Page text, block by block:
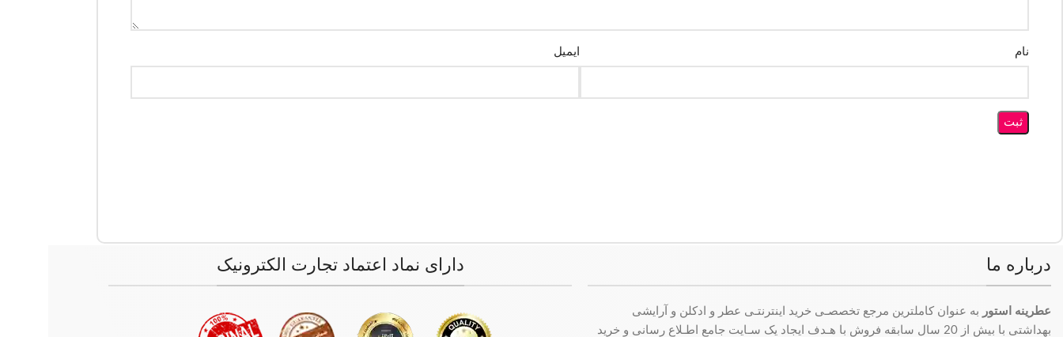
نام ایمیل
درباره ما
عطرینه استور به عنوان کاملترین مرجع تخصصـی خرید اینترنتـی عطر و ادکلن و آرایشی
بهداشتی با بیش از 20 سال سابقه فروش با هـدف ایجاد یک سـایت جامع اطـلاع رسانی و خرید
دارای نماد اعتماد تجارت الکترونیک